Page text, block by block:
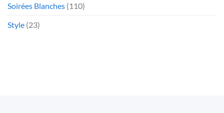
Soirées Blanches (110)
Style (23)